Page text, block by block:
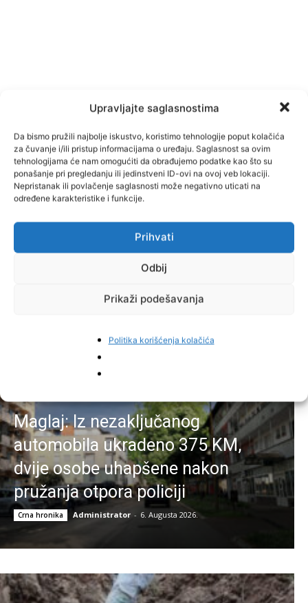
Upravljajte saglasnostima
Da bismo pružili najbolje iskustvo, koristimo tehnologije poput kolačića
za čuvanje i/ili pristup informacijama o uređaju. Saglasnost sa ovim
tehnologijama će nam omogućiti da obrađujemo podatke kao što su
ponašanje pri pregledanju ili jedinstveni ID-ovi na ovoj veb lokaciji.
Nepristanak ili povlačenje saglasnosti može negativno uticati na
određene karakteristike i funkcije.
Prihvati
Odbij
Prikaži podešavanja
Politika korišćenja kolačića
Pinterest
Maglaj: Iz nezaključanog
automobila ukradeno 375 KM,
dvije osobe uhapšene nakon
pružanja otpora policiji
Crna hronika Administrator - 6. Augusta 2026.